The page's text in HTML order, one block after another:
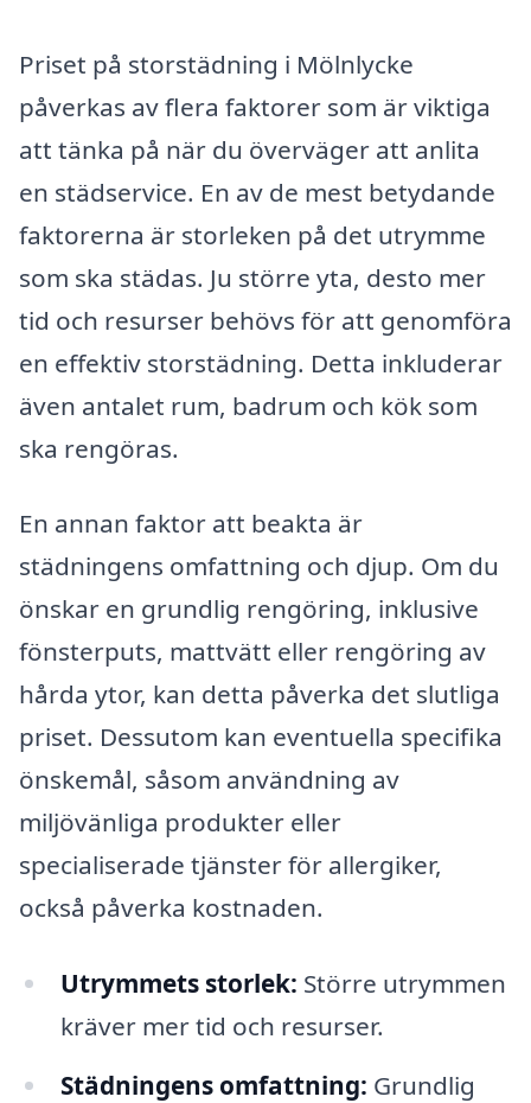
Priset på storstädning i Mölnlycke
påverkas av flera faktorer som är viktiga
att tänka på när du överväger att anlita
en städservice. En av de mest betydande
faktorerna är storleken på det utrymme
som ska städas. Ju större yta, desto mer
tid och resurser behövs för att genomföra
en effektiv storstädning. Detta inkluderar
även antalet rum, badrum och kök som
ska rengöras.
En annan faktor att beakta är
städningens omfattning och djup. Om du
önskar en grundlig rengöring, inklusive
fönsterputs, mattvätt eller rengöring av
hårda ytor, kan detta påverka det slutliga
priset. Dessutom kan eventuella specifika
önskemål, såsom användning av
miljövänliga produkter eller
specialiserade tjänster för allergiker,
också påverka kostnaden.
Utrymmets storlek: Större utrymmen
kräver mer tid och resurser.
Städningens omfattning: Grundlig